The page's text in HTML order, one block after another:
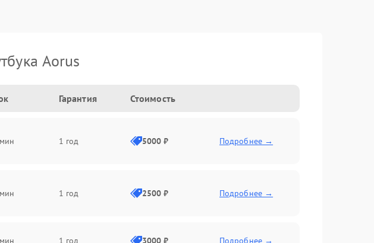
Aorus
Гарантия Стоимость
1 год 5000 ₽ Подробнее →
1 год 2500 ₽ Подробнее →
1 год 3000 ₽ Подробнее →